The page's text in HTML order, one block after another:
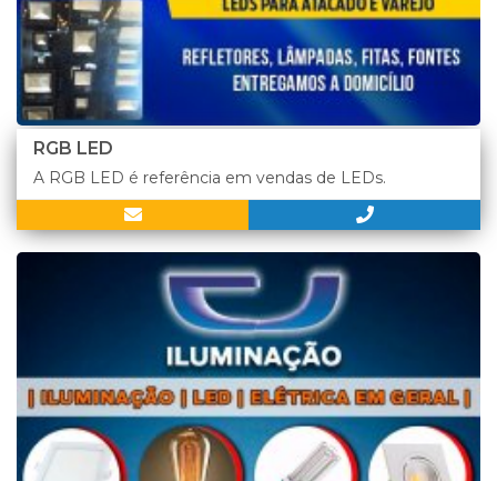
RGB LED
A RGB LED é referência em vendas de LEDs.